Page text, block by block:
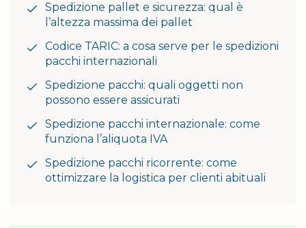
Spedizione pallet e sicurezza: qual è
l’altezza massima dei pallet
Codice TARIC: a cosa serve per le spedizioni
pacchi internazionali
Spedizione pacchi: quali oggetti non
possono essere assicurati
Spedizione pacchi internazionale: come
funziona l’aliquota IVA
Spedizione pacchi ricorrente: come
ottimizzare la logistica per clienti abituali